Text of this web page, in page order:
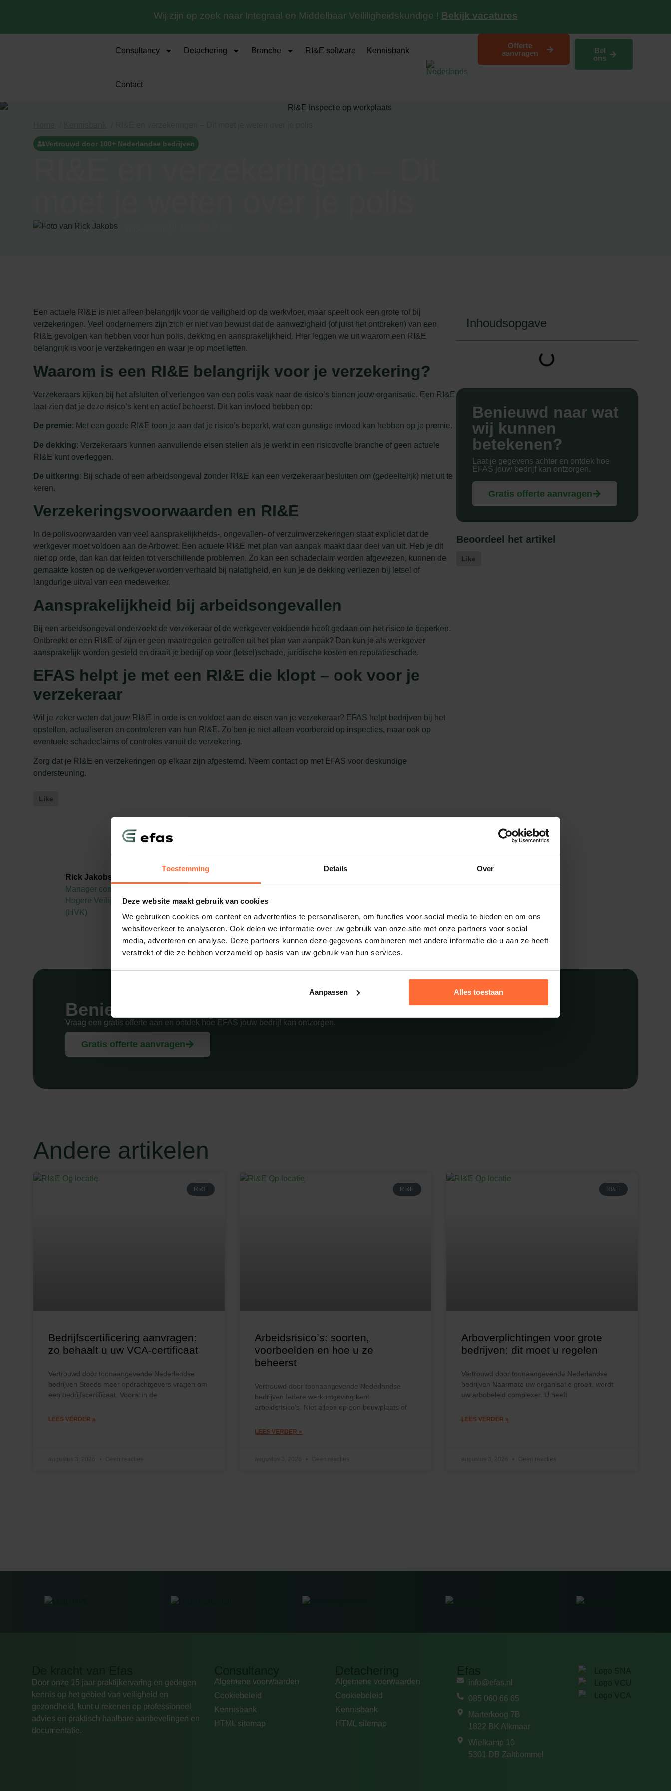
Toestemming Details Over
Deze website maakt gebruik van cookies
We gebruiken cookies om content en advertenties te personaliseren, om functies voor social media te bieden en om ons
websiteverkeer te analyseren. Ook delen we informatie over uw gebruik van onze site met onze partners voor social
media, adverteren en analyse. Deze partners kunnen deze gegevens combineren met andere informatie die u aan ze heeft
verstrekt of die ze hebben verzameld op basis van uw gebruik van hun services.
Aanpassen Alles toestaan
Wij zijn op zoek naar Integraal en Middelbaar Veililigheidskundige ! Bekijk vacatures
Bel
ons
Offerte
aanvragen
Consultancy Detachering Branche RI&E software Kennisbank
Contact
Vertrouwd door 100+ Nederlandse bedrijven
Een actuele RI&E is niet alleen belangrijk voor de veiligheid op de werkvloer, maar speelt ook een grote rol bij
verzekeringen. Veel ondernemers zijn zich er niet van bewust dat de aanwezigheid (of juist het ontbreken) van een
RI&E gevolgen kan hebben voor hun polis, dekking en aansprakelijkheid. Hier leggen we uit waarom een RI&E
belangrijk is voor je verzekeringen en waar je op moet letten.
Waarom is een RI&E belangrijk voor je verzekering?
Verzekeraars kijken bij het afsluiten of verlengen van een polis vaak naar de risico’s binnen jouw organisatie. Een RI&E
laat zien dat je deze risico’s kent en actief beheerst. Dit kan invloed hebben op:
De premie: Met een goede RI&E toon je aan dat je risico’s beperkt, wat een gunstige invloed kan hebben op je premie.
De dekking: Verzekeraars kunnen aanvullende eisen stellen als je werkt in een risicovolle branche of geen actuele
RI&E kunt overleggen.
De uitkering: Bij schade of een arbeidsongeval zonder RI&E kan een verzekeraar besluiten om (gedeeltelijk) niet uit te
keren.
Verzekeringsvoorwaarden en RI&E
In de polisvoorwaarden van veel aansprakelijkheids-, ongevallen- of verzuimverzekeringen staat expliciet dat de
werkgever moet voldoen aan de Arbowet. Een actuele RI&E met plan van aanpak maakt daar deel van uit. Heb je dit
niet op orde, dan kan dat leiden tot verschillende problemen. Zo kan een schadeclaim worden afgewezen, kunnen de
gemaakte kosten op de werkgever worden verhaald bij nalatigheid, en kun je de dekking verliezen bij letsel of
langdurige uitval van een medewerker.
Aansprakelijkheid bij arbeidsongevallen
Bij een arbeidsongeval onderzoekt de verzekeraar of de werkgever voldoende heeft gedaan om het risico te beperken.
Ontbreekt er een RI&E of zijn er geen maatregelen getroffen uit het plan van aanpak? Dan kun je als werkgever
aansprakelijk worden gesteld en draait je bedrijf op voor (letsel)schade, juridische kosten en reputatieschade.
EFAS helpt je met een RI&E die klopt – ook voor je
verzekeraar
Wil je zeker weten dat jouw RI&E in orde is en voldoet aan de eisen van je verzekeraar? EFAS helpt bedrijven bij het
opstellen, actualiseren en controleren van hun RI&E. Zo ben je niet alleen voorbereid op inspecties, maar ook op
eventuele schadeclaims of controles vanuit de verzekering.
Zorg dat je RI&E en verzekeringen op elkaar zijn afgestemd. Neem contact op met EFAS voor deskundige
ondersteuning.
Like
Rick Jakobs
Manager consultancy en
Hogere Veiligheidskundige
(HVK)
EFAS help ik organisaties met praktische veiligheidsoplossingen. Ik
écht werkt in de praktijk.
Inhoudsopgave
Benieuwd naar wat
wij kunnen
betekenen?
Laat je gegevens achter en ontdek hoe
EFAS jouw bedrijf kan ontzorgen.
Gratis offerte aanvragen
Beoordeel het artikel
Like
Benieuwd wat wij kunnen betekenen?
Vraag een gratis offerte aan en ontdek hoe EFAS jouw bedrijf kan ontzorgen.
Gratis offerte aanvragen
Andere artikelen
RI&E
Bedrijfscertificering aanvragen:
zo behaalt u uw VCA-certificaat
Vertrouwd door toonaangevende Nederlandse
bedrijven Steeds meer opdrachtgevers vragen om
een bedrijfscertificaat. Vooral in de
LEES VERDER »
RI&E
Arbeidsrisico’s: soorten,
voorbeelden en hoe u ze
beheerst
Vertrouwd door toonaangevende Nederlandse
bedrijven Iedere werkomgeving kent
arbeidsrisico’s. Niet alleen op een bouwplaats of
LEES VERDER »
RI&E
Arboverplichtingen voor grote
bedrijven: dit moet u regelen
Vertrouwd door toonaangevende Nederlandse
bedrijven Naarmate uw organisatie groeit, wordt
uw arbobeleid complexer. U heeft
LEES VERDER »
Door onze 15 jaar praktijkervaring en gedegen
kennis op het gebied van veiligheid en
gezondheid, kunt u rekenen op professioneel
advies en praktisch haalbare aanbevelingen en
documentatie.
Algemene voorwaarden
Cookiebeleid
Kennisbank
HTML sitemap
Algemene voorwaarden
Cookiebeleid
Kennisbank
HTML sitemap
info@efas.nl
085 060 66 65
Marterkoog 7B
1822 BK Alkmaar
Wielkamp 10
5301 DB Zaltbommel